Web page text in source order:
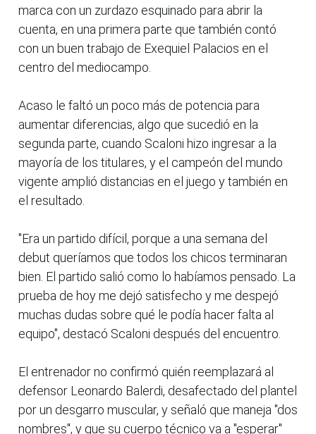
marca con un zurdazo esquinado para abrir la
cuenta, en una primera parte que también contó
con un buen trabajo de Exequiel Palacios en el
centro del mediocampo.
Acaso le faltó un poco más de potencia para
aumentar diferencias, algo que sucedió en la
segunda parte, cuando Scaloni hizo ingresar a la
mayoría de los titulares, y el campeón del mundo
vigente amplió distancias en el juego y también en
el resultado.
"Era un partido difícil, porque a una semana del
debut queríamos que todos los chicos terminaran
bien. El partido salió como lo habíamos pensado. La
prueba de hoy me dejó satisfecho y me despejó
muchas dudas sobre qué le podía hacer falta al
equipo", destacó Scaloni después del encuentro.
El entrenador no confirmó quién reemplazará al
defensor Leonardo Balerdi, desafectado del plantel
por un desgarro muscular, y señaló que maneja "dos
nombres", y que su cuerpo técnico va a "esperar"